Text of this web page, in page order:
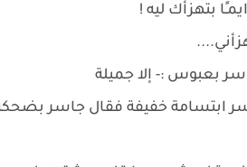
بتهزأك ليه !
بعبوس :- إلا جميلة
ابتسامة خفيفة فقال جاسر